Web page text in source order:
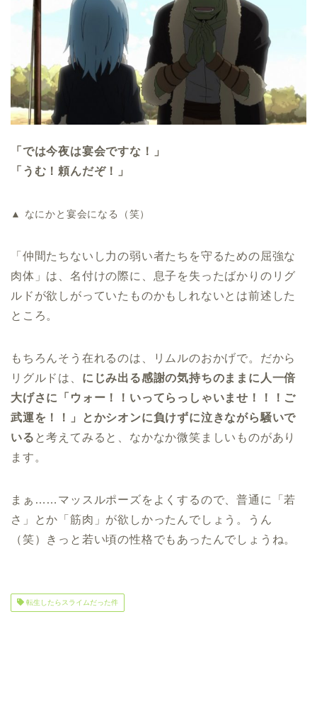
「では今夜は宴会ですな！」
「うむ！頼んだぞ！」
▲ なにかと宴会になる（笑）
「仲間たちないし力の弱い者たちを守るための屈強な
肉体」は、名付けの際に、息子を失ったばかりのリグ
ルドが欲しがっていたものかもしれないとは前述した
ところ。
もちろんそう在れるのは、リムルのおかげで。だから
リグルドは、 にじみ出る感謝の気持ちのままに人一倍
大げさに「ウォー！！いってらっしゃいませ！！！ご
武運を！！」とかシオンに負けずに泣きながら騒いで
いる と考えてみると、なかなか微笑ましいものがあり
ます。
まぁ……マッスルポーズをよくするので、普通に「若
さ」とか「筋肉」が欲しかったんでしょう。うん
（笑）きっと若い頃の性格でもあったんでしょうね。
転生したらスライムだった件